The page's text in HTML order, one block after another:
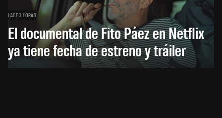
HACE 3 HORAS
El documental de Fito Páez en Netflix
ya tiene fecha de estreno y tráiler